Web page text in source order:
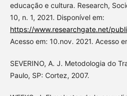
educação e cultura. Research,
10, n. 1, 2021. Disponível em:
https://www.researchgate.net/
Acesso em: 10.nov. 2021. Acesso
SEVERINO, A. J. Metodologia do
Paulo, SP: Cortez, 2007.